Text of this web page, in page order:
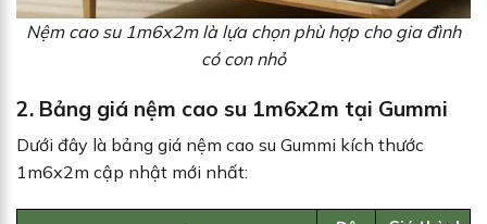
Nệm cao su 1m6x2m là lựa chọn phù hợp cho gia đình
có con nhỏ
2. Bảng giá nệm cao su 1m6x2m tại Gummi
Dưới đây là bảng giá nệm cao su Gummi kích thước
1m6x2m cập nhật mới nhất: